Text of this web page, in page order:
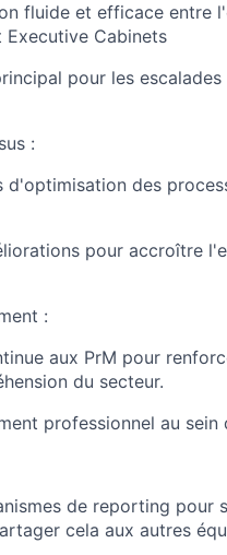
fluide et efficace entre
Executive Cabinets
pour les
:
des
pour accroître
:
aux PrM pour
du secteur.
professionnel au sein
de reporting pour
cela aux autres